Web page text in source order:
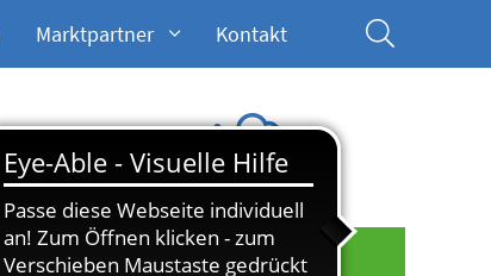
Marktpartner Kontakt
Aktuelles
Wetter
22
Aktuelles Wetter in Heikendorf
Quelle: OpenWeatherMap
-
Platzhalter-